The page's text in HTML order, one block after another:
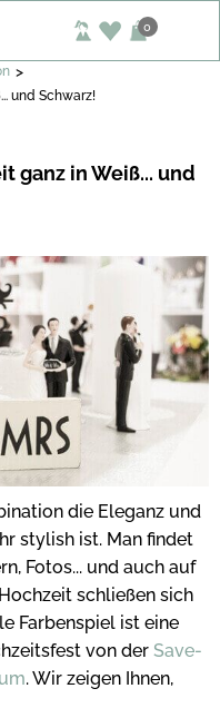
0
>
und Schwarz!
ganz in Weiß... und
die Eleganz und
stylish ist. Man findet
Fotos... und auch auf
schließen sich
Farbenspiel ist eine
von der Save-
. Wir zeigen Ihnen,